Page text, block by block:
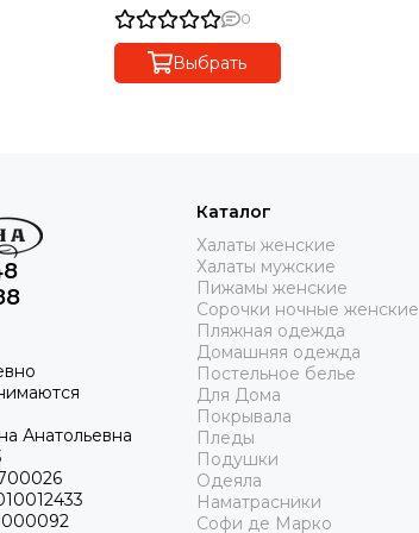
Турция
0
Выбрать
Анатольевна
Каталог
Халаты женские
Халаты мужские
Пижамы женские
Сорочки ночные женские
Пляжная одежда
Домашняя одежда
Постельное белье
Для Дома
Покрывала
Пледы
Подушки
Одеяла
Наматрасники
Софи де Марко